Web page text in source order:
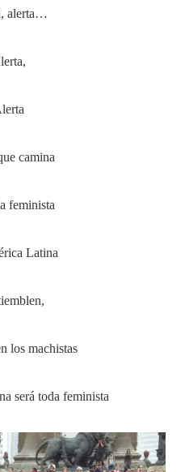
alerta…
camina
feminista
Latina
los machistas
será toda feminista